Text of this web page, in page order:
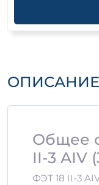
ОПИСАНИЕ
Общее
II-3 AIV
ФЭТ 18 II-3